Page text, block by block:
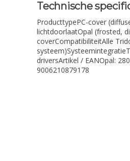
Technische
ProducttypePC-cover
lichtdoorlaatOpal (frosted,
coverCompatibiliteitAlle
driversArtikel / EANOpal:
9006210879178